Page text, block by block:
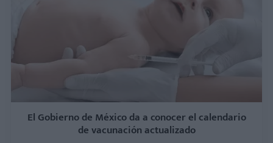
El Gobierno de México da a conocer el calendario
de vacunación actualizado